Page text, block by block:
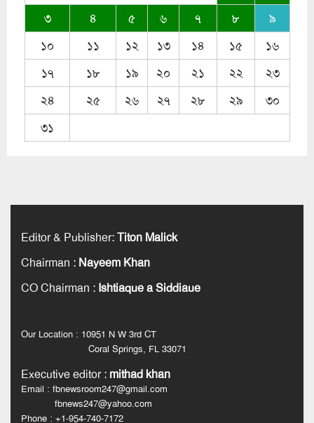
৩
৪ ৫ ৬ ৭ ৮
৯
১০
১১ ১২ ১৩ ১৪ ১৫
১৬
১৭
১৮ ১৯ ২০ ২১ ২২
২৩
২৪
২৫ ২৬ ২৭ ২৮ ২৯
৩০
৩১
Editor & Publisher:Titon Malick
Chairman : Nayeem Khan
CO Chairman : Ishtiaque a Siddiaue
Our Location : 10951 N W 3rd CT
Coral Springs, FL 33071
Executive editor: mithad khan
Email : fbnewsroom247@gmail.com
fbnews247@yahoo.com
Phone : +1-954-740-7172